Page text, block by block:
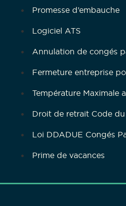
Promesse d’embauche
Logiciel ATS
Annulation de congés
Fermeture entreprise
Température Maximale
Droit de retrait Code du
Loi DDADUE Congés
Prime de vacances